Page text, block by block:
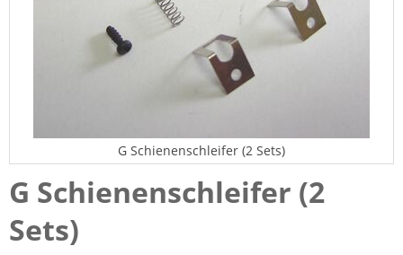
G Schienenschleifer (2 Sets)
G Schienenschleifer (2
Sets)